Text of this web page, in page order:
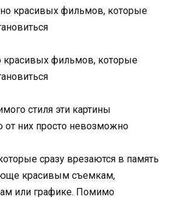
красивых фильмов, которые
стиля эти картины
от них просто невозможно
сразу врезаются в память
красивым съемкам,
или графике. Помимо